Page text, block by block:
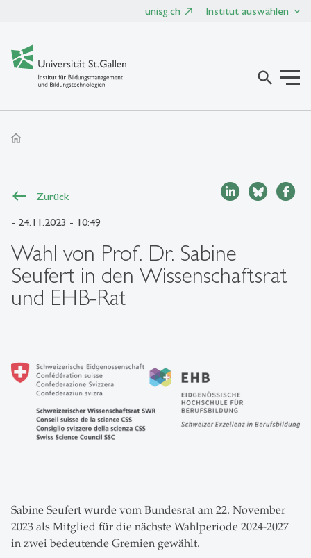
unisg.ch Institut auswählen
search
home
Zurück
- 24.11.2023 - 10:49
Wahl von Prof. Dr. Sabine
Seufert in den Wissenschaftsrat
und EHB-Rat
Sabine Seufert wurde vom Bundesrat am 22. November
2023 als Mitglied für die nächste Wahlperiode 2024-2027
in zwei bedeutende Gremien gewählt.